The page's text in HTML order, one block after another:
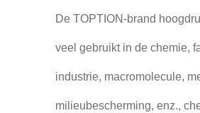
De TOPTION-brand
veel gebruikt in de chemie,
industrie, macromolecule,
milieubescherming, enz.,